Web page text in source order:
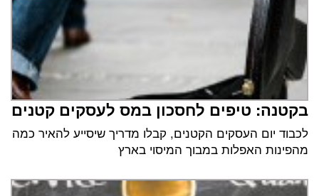
בקטנה: טיפים לחסכון במס לעסקים קטנים
לכבוד יום העסקים הקטנים, קבלו מדריך שיסייע להאיר כמה
מהפינות האפלות במבוך המיסוי בארץ